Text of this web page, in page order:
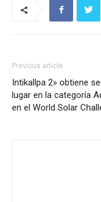
Previous article
Intikallpa 2» obtiene
lugar en la categoría
en el World Solar